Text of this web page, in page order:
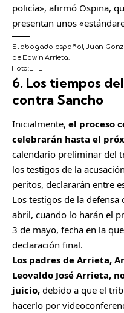
policía», afirmó Ospina,
presentan unos
El abogado español, Juan
de Edwin Arrieta.
Foto:EFE
C
o
p
a
r
t
i
r
6. Los tiempos
contra Sancho
Inicialmente, el proceso
celebrarán hasta el
calendario preliminar del
los testigos de la
peritos, declararán entre
Los testigos de la
abril, cuando lo harán el
3 de mayo, fecha en la
declaración final.
Los padres de Arrieta,
Leovaldo José Arrieta,
juicio, debido a que el
hacerlo por